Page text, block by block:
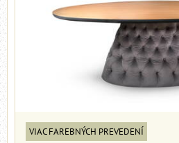
VIAC FAREBNÝCH PREVEDENÍ